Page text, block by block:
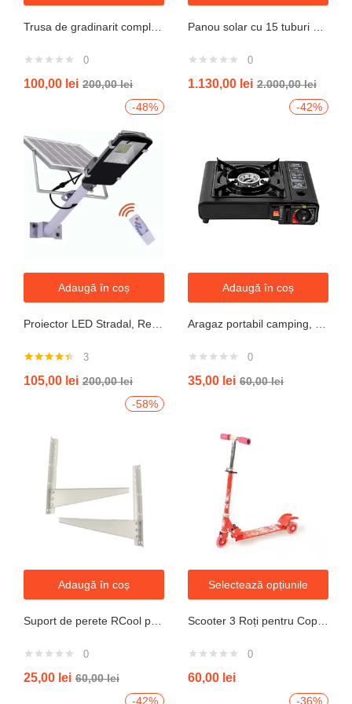
0
100,00 lei 200,00lei
0
1.130,00 lei 2.000,00lei
-48%
Adaugă în coș
4.33din 5
3
105,00 lei 200,00lei
-42%
Adaugă în coș
0
35,00 lei 60,00lei
-58%
Adaugă în coș
0
25,00 lei 60,00lei
Selectează opțiunile
0
60,00 lei
-42% -36%